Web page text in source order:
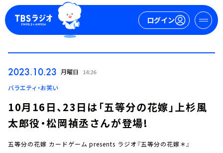
ログイン
ログイン
2023.10.23 月曜日 14:26
バラエティ・お笑い
10月16日、23日は「五等分の花嫁」上杉風
太郎役・松岡禎丞さんが登場!
五等分の花嫁 カードゲーム presents ラジオ『五等分の花嫁＊』